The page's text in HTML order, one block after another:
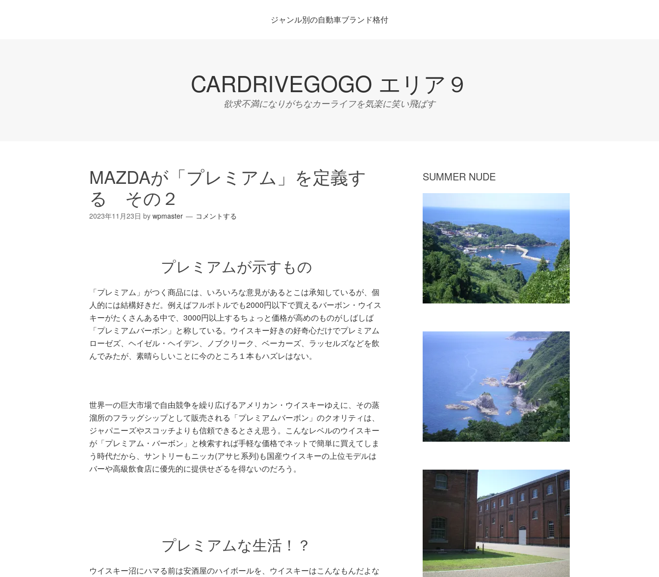
ジャンル別の自動車ブランド格付
CARDRIVEGOGO エリア９
欲求不満になりがちなカーライフを気楽に笑い飛ばす
MAZDAが「プレミアム」を定義す
る その２
2023年11月23日 by wpmaster コメントする
プレミアムが示すもの
「プレミアム」がつく商品には、いろいろな意見があるとこは承知しているが、個
人的には結構好きだ。例えばフルボトルでも2000円以下で買えるバーボン・ウイス
キーがたくさんある中で、3000円以上するちょっと価格が高めのものがしばしば
「プレミアムバーボン」と称している。ウイスキー好きの好奇心だけでプレミアム
ローゼズ、ヘイゼル・ヘイデン、ノブクリーク、ベーカーズ、ラッセルズなどを飲
んでみたが、素晴らしいことに今のところ１本もハズレはない。
世界一の巨大市場で自由競争を繰り広げるアメリカン・ウイスキーゆえに、その蒸
溜所のフラッグシップとして販売される「プレミアムバーボン」のクオリティは、
ジャパニーズやスコッチよりも信頼できるとさえ思う。こんなレベルのウイスキー
が「プレミアム・バーボン」と検索すれば手軽な価格でネットで簡単に買えてしま
う時代だから、サントリーもニッカ(アサヒ系列)も国産ウイスキーの上位モデルは
バーや高級飲食店に優先的に提供せざるを得ないのだろう。
プレミアムな生活！？
ウイスキー沼にハマる前は安酒屋のハイボールを、ウイスキーはこんなもんだよな
SUMMER NUDE